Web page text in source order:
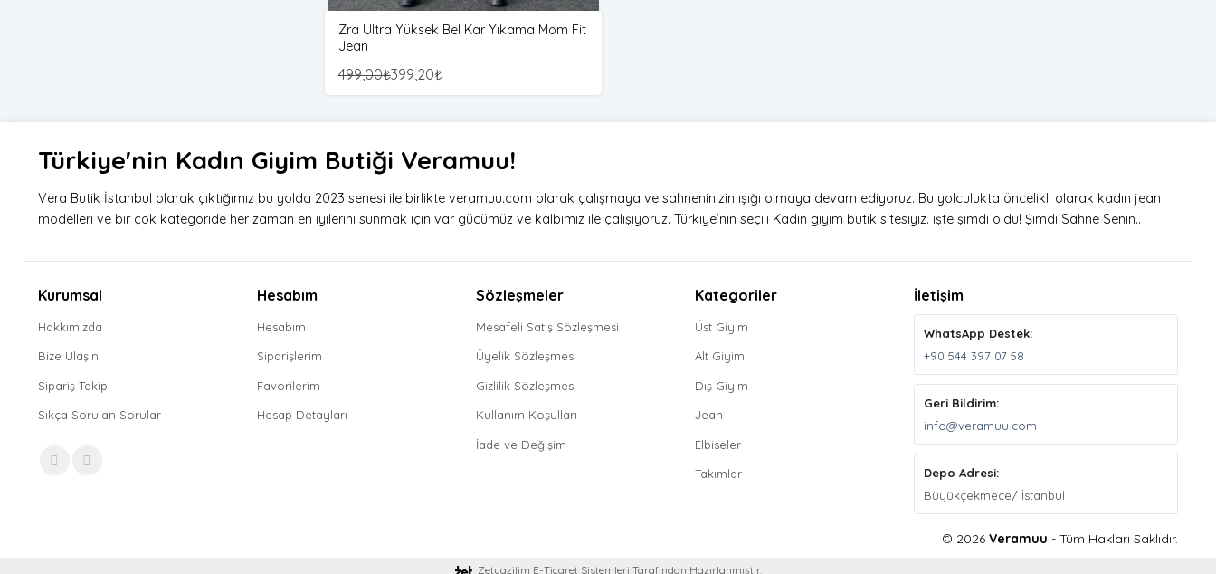
Zra Ultra Yüksek Bel Kar Yıkama Mom Fit
Jean
499,00₺399,20₺
Türkiye'nin Kadın Giyim Butiği Veramuu!
Vera Butik İstanbul olarak çıktığımız bu yolda 2023 senesi ile birlikte veramuu.com olarak çalışmaya ve sahneninizin ışığı olmaya devam ediyoruz. Bu yolculukta öncelikli olarak kadın jean
modelleri ve bir çok kategoride her zaman en iyilerini sunmak için var gücümüz ve kalbimiz ile çalışıyoruz. Türkiye’nin seçili Kadın giyim butik sitesiyiz. işte şimdi oldu! Şimdi Sahne Senin..
Kurumsal
Hakkımızda
Bize Ulaşın
Sipariş Takip
Sıkça Sorulan Sorular
Hesabım
Hesabım
Siparişlerim
Favorilerim
Hesap Detayları
Sözleşmeler
Mesafeli Satış Sözleşmesi
Üyelik Sözleşmesi
Gizlilik Sözleşmesi
Kullanım Koşulları
İade ve Değişim
Kategoriler
Üst Giyim
Alt Giyim
Dış Giyim
Jean
Elbiseler
Takımlar
İletişim
WhatsApp Destek:
+90 544 397 07 58
Geri Bildirim:
info@veramuu.com
Depo Adresi:
Büyükçekmece/ İstanbul
© 2026 Veramuu - Tüm Hakları Saklıdır.
Zetyazilim E-Ticaret Sistemleri Tarafından Hazırlanmıştır.